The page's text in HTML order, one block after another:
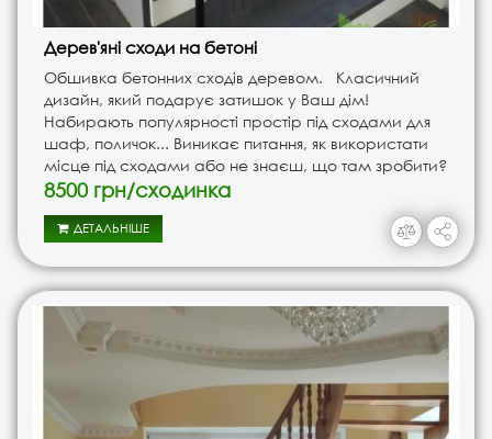
Дерев'яні сходи на бетоні
Обшивка бетонних сходів деревом. Класичний
дизайн, який подарує затишок у Ваш дім!
Набирають популярності простір під сходами для
шаф, поличок... Виникає питання, як використати
місце під сходами або не знаєш, що там зробити?
ТМ Древич з цим допоможе. Перед тим, як залити
8500 грн/сходинка
ДЕТАЛЬНІШЕ